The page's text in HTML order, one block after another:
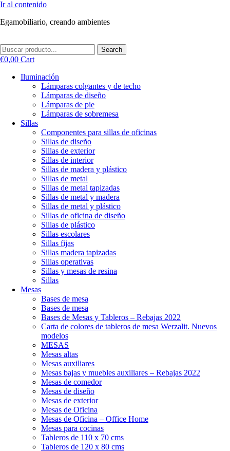
Ir al contenido
Egamobiliario, creando ambientes
Search
€0,00 Cart
Iluminación
Lámparas colgantes y de techo
Lámparas de diseño
Lámparas de pie
Lámparas de sobremesa
Sillas
Componentes para sillas de oficinas
Sillas de diseño
Sillas de exterior
Sillas de interior
Sillas de madera y plástico
Sillas de metal
Sillas de metal tapizadas
Sillas de metal y madera
Sillas de metal y plástico
Sillas de oficina de diseño
Sillas de plástico
Sillas escolares
Sillas fijas
Sillas madera tapizadas
Sillas operativas
Sillas y mesas de resina
Sillas
Mesas
Bases de mesa
Bases de mesa
Bases de Mesas y Tableros – Rebajas 2022
Carta de colores de tableros de mesa Werzalit. Nuevos
modelos
MESAS
Mesas altas
Mesas auxiliares
Mesas bajas y muebles auxiliares – Rebajas 2022
Mesas de comedor
Mesas de diseño
Mesas de exterior
Mesas de Oficina
Mesas de Oficina – Office Home
Mesas para cocinas
Tableros de 110 x 70 cms
Tableros de 120 x 80 cms